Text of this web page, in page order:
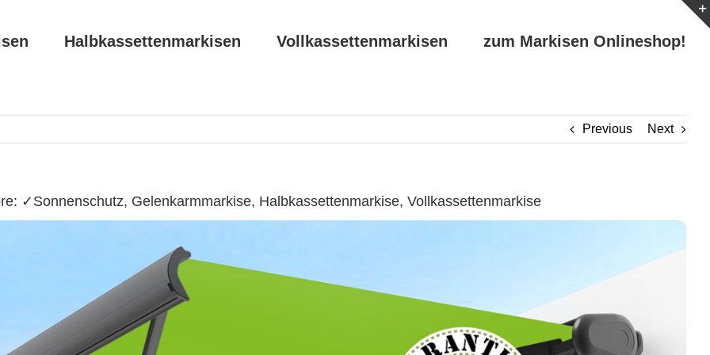
Halbkassettenmarkisen Vollkassettenmarkisen zum Markisen Onlineshop!
Previous Next
✓Sonnenschutz, Gelenkarmmarkise, Halbkassettenmarkise, Vollkassettenmarkise